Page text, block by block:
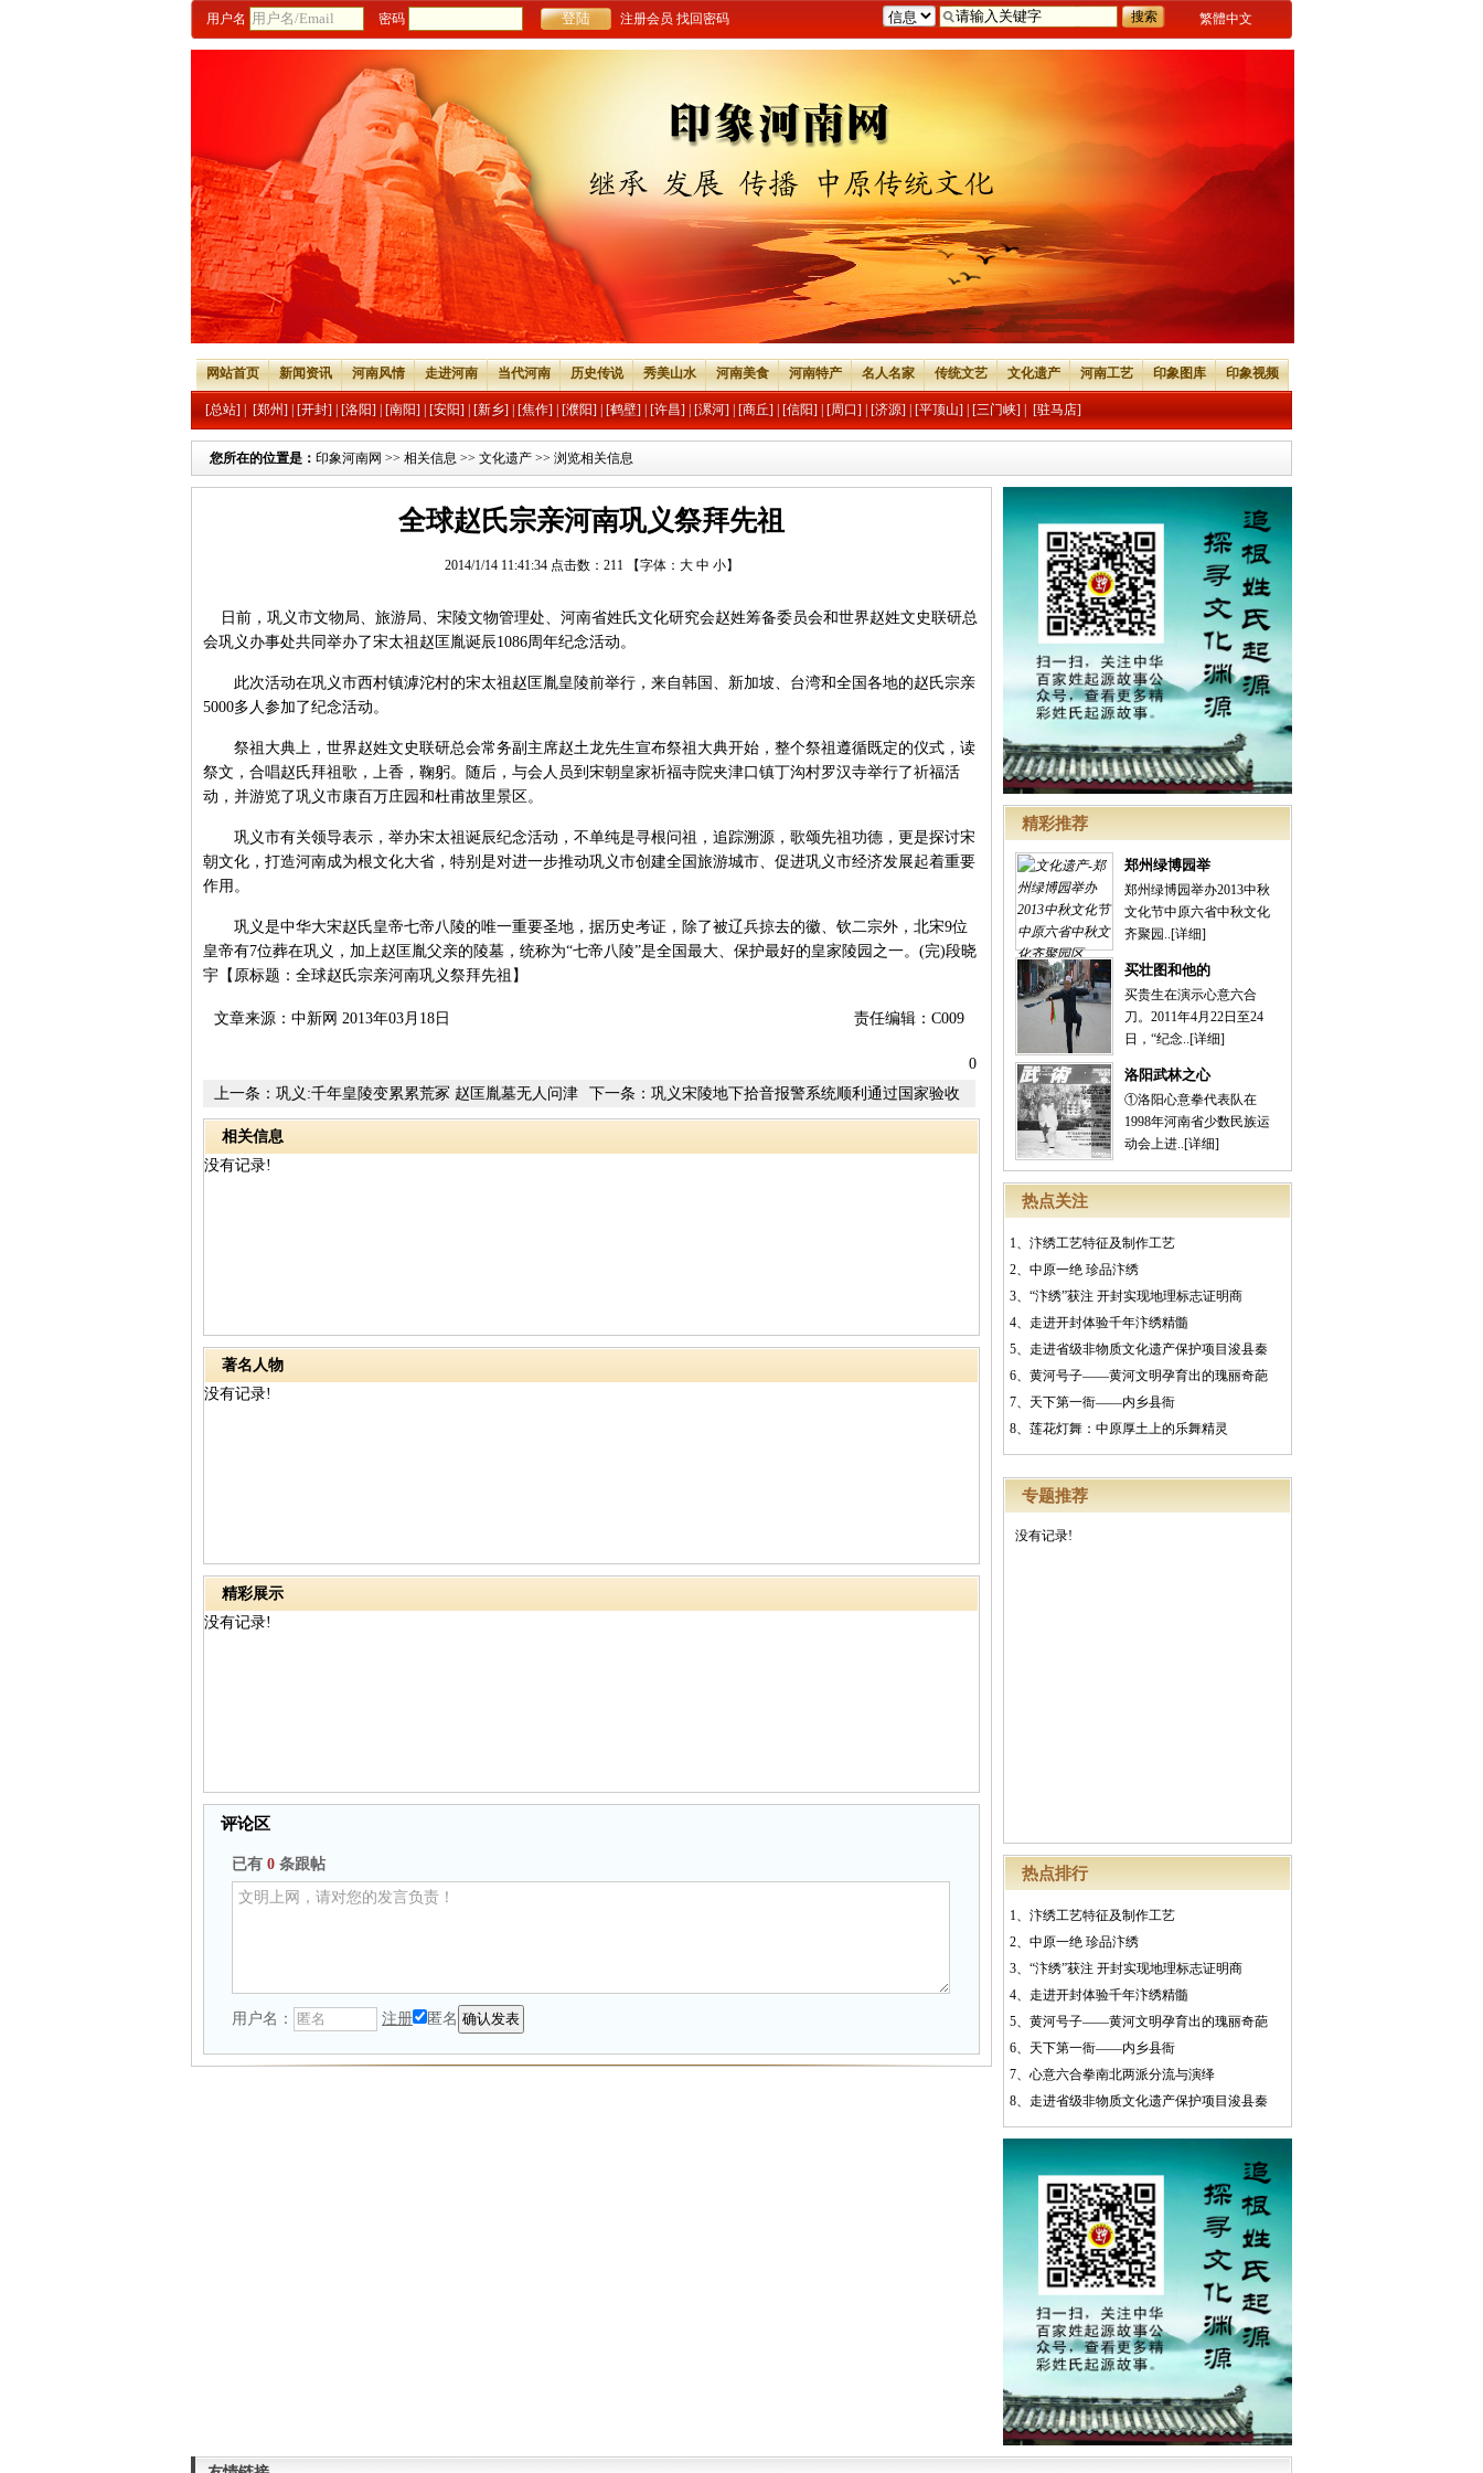
繁體中文
用户名 密码 注册会员 找回密码
网站首页 新闻资讯 河南风情 走进河南 当代河南 历史传说 秀美山水 河南美食 河南特产 名人名家 传统文艺 文化遗产 河南工艺 印象图库 印象视频
[总站] [郑州] [开封] [洛阳] [南阳] [安阳] [新乡] [焦作] [濮阳] [鹤壁] [许昌] [漯河] [商丘] [信阳] [周口] [济源] [平顶山] [三门峡] [驻马店]
您所在的位置是： 印象河南网 >> 相关信息 >> 文化遗产 >> 浏览相关信息
精彩推荐
郑州绿博园举
郑州绿博园举办2013中秋
文化节中原六省中秋文化
齐聚园..[详细]
买壮图和他的
买贵生在演示心意六合
刀。2011年4月22日至24
日，“纪念..[详细]
洛阳武林之心
①洛阳心意拳代表队在
1998年河南省少数民族运
动会上进..[详细]
热点关注
1、 汴绣工艺特征及制作工艺
2、 中原一绝 珍品汴绣
3、 “汴绣”获注 开封实现地理标志证明商
4、 走进开封体验千年汴绣精髓
5、 走进省级非物质文化遗产保护项目浚县秦
6、 黄河号子——黄河文明孕育出的瑰丽奇葩
7、 天下第一衙——内乡县衙
8、 莲花灯舞：中原厚土上的乐舞精灵
专题推荐
没有记录!
热点排行
1、 汴绣工艺特征及制作工艺
2、 中原一绝 珍品汴绣
3、 “汴绣”获注 开封实现地理标志证明商
4、 走进开封体验千年汴绣精髓
5、 黄河号子——黄河文明孕育出的瑰丽奇葩
6、 天下第一衙——内乡县衙
7、 心意六合拳南北两派分流与演绎
8、 走进省级非物质文化遗产保护项目浚县秦
全球赵氏宗亲河南巩义祭拜先祖
2014/1/14 11:41:34 点击数： 211 【字体： 大 中 小】
日前，巩义市文物局、旅游局、宋陵文物管理处、河南省姓氏文化研究会赵姓筹备委员会和世界赵姓文史联研总
会巩义办事处共同举办了宋太祖赵匡胤诞辰1086周年纪念活动。
此次活动在巩义市西村镇滹沱村的宋太祖赵匡胤皇陵前举行，来自韩国、新加坡、台湾和全国各地的赵氏宗亲
5000多人参加了纪念活动。
祭祖大典上，世界赵姓文史联研总会常务副主席赵土龙先生宣布祭祖大典开始，整个祭祖遵循既定的仪式，读
祭文，合唱赵氏拜祖歌，上香，鞠躬。随后，与会人员到宋朝皇家祈福寺院夹津口镇丁沟村罗汉寺举行了祈福活
动，并游览了巩义市康百万庄园和杜甫故里景区。
巩义市有关领导表示，举办宋太祖诞辰纪念活动，不单纯是寻根问祖，追踪溯源，歌颂先祖功德，更是探讨宋
朝文化，打造河南成为根文化大省，特别是对进一步推动巩义市创建全国旅游城市、促进巩义市经济发展起着重要
作用。
巩义是中华大宋赵氏皇帝七帝八陵的唯一重要圣地，据历史考证，除了被辽兵掠去的徽、钦二宗外，北宋9位
皇帝有7位葬在巩义，加上赵匡胤父亲的陵墓，统称为“七帝八陵”是全国最大、保护最好的皇家陵园之一。(完)段晓
宇【原标题：全球赵氏宗亲河南巩义祭拜先祖】
责任编辑：C009
文章来源：中新网 2013年03月18日
0
下一条： 巩义宋陵地下拾音报警系统顺利通过国家验收
上一条： 巩义:千年皇陵变累累荒冢 赵匡胤墓无人问津
相关信息
没有记录!
著名人物
没有记录!
精彩展示
没有记录!
评论区
已有 0 条跟帖
用户名： 注册 匿名